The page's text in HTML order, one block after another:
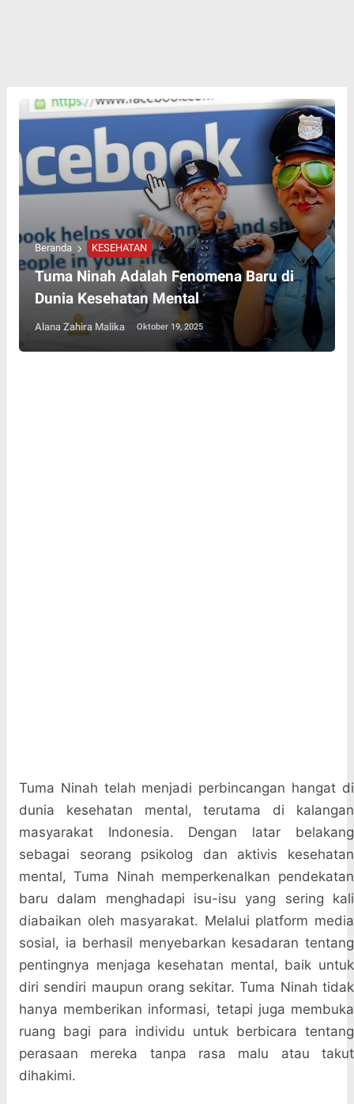
Beranda KESEHATAN
Tuma Ninah Adalah Fenomena Baru di
Dunia Kesehatan Mental
Alana Zahira Malika Oktober 19, 2025
Tuma Ninah telah menjadi perbincangan hangat di
dunia kesehatan mental, terutama di kalangan
masyarakat Indonesia. Dengan latar belakang
sebagai seorang psikolog dan aktivis kesehatan
mental, Tuma Ninah memperkenalkan pendekatan
baru dalam menghadapi isu-isu yang sering kali
diabaikan oleh masyarakat. Melalui platform media
sosial, ia berhasil menyebarkan kesadaran tentang
pentingnya menjaga kesehatan mental, baik untuk
diri sendiri maupun orang sekitar. Tuma Ninah tidak
hanya memberikan informasi, tetapi juga membuka
ruang bagi para individu untuk berbicara tentang
perasaan mereka tanpa rasa malu atau takut
dihakimi.